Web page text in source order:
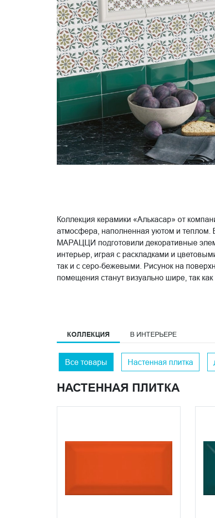
Коллекция керамики «Алькасар» от
атмосфера, наполненная уютом и
МАРАЦЦИ подготовили декоративные
интерьер, играя с раскладками и
так и с серо-бежевыми. Рисунок на
помещения станут визуально шире, так
КОЛЛЕКЦИЯ В ИНТЕРЬЕРЕ
Все товары Настенная плитка
НАСТЕННАЯ ПЛИТКА